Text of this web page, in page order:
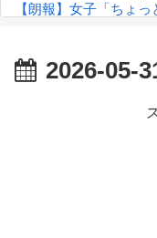
【朗報】女子「ちょ
『進撃の巨人』で一番
るろうに剣心 -明治剣
2026-05-